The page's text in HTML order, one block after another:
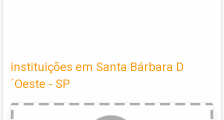
instituições em Santa Bárbara D
´Oeste - SP